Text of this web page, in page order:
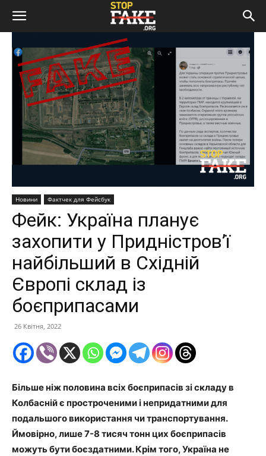
Новини Фактчек для Фейсбук
Фейк: Україна планує
захопити у Придністров’ї
найбільший в Східній
Європі склад із
боєприпасами
26 Квітня, 2022
Більше ніж половина всіх боєприпасів зі складу в
Колбасній є простроченими і непридатними для
подальшого використання чи транспортування.
Ймовірно, лише 7-8 тисяч тонн цих боєприпасів
можуть бути боєздатними. Крім того, Україна не